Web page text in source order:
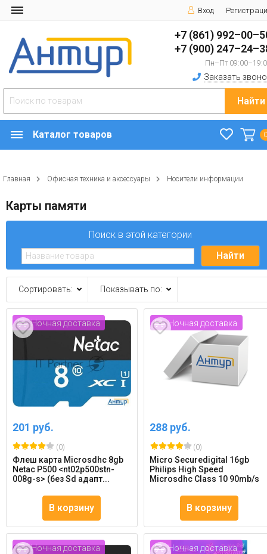
Вход
+7 (861)
+7 (900)
Пн–Пт
Заказать
Найти
Каталог товаров
Главная Офисная техника и аксессуары Носители информации
Карты памяти
Поиск в этой категории
Сортировать: Показывать по:
Ночная доставка
201 руб.
(0)
Флеш карта Microsdhc 8gb
Netac P500 <nt02p500stn-
008g-s> (без Sd адапт...
В корзину
Ночная доставка
288 руб.
(0)
Micro Securedigital 16gb
Philips High Speed
Microsdhc Class 10 90mb/s
В корзину
Ночная доставка Ночная доставка